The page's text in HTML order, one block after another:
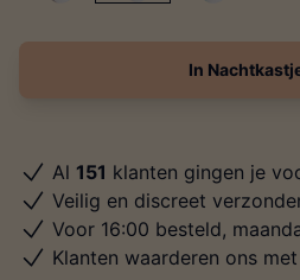
In
Al 151 klanten gingen je
Veilig en discreet
Voor 16:00 besteld,
Klanten waarderen ons